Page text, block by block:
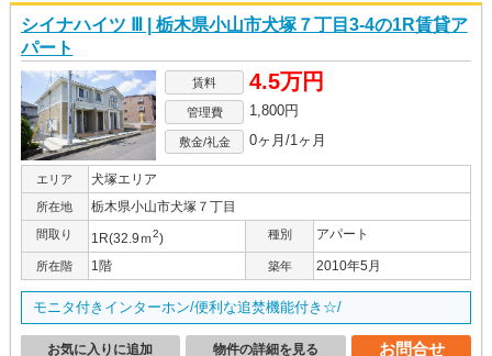
シイナハイツ Ⅲ | 栃木県小山市犬塚７丁目3-4の1R賃貸ア
パート
賃料 4.5万円
管理費 1,800円
敷金/礼金 0ヶ月/1ヶ月
エリア 犬塚エリア
所在地 栃木県小山市犬塚７丁目
間取り 1R(32.9ｍ2) 種別 アパート
所在階 1階 築年 2010年5月
モニタ付きインターホン/便利な追焚機能付き☆/
お問合せ
物件の詳細を見る
お気に入りに追加